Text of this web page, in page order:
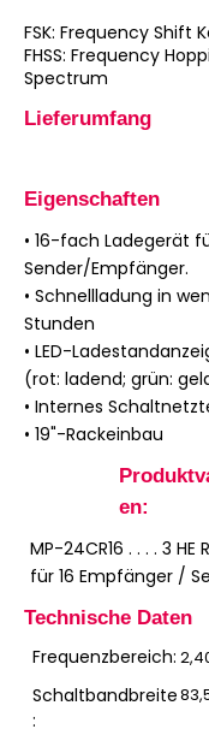
FSK: Frequency Shift
FHSS: Frequency
Spectrum
Lieferumfang
Eigenschaften
• 16-fach Ladegerät
Sender/Empfänger.
• Schnellladung in
Stunden
• LED-
(rot: ladend; grün:
• Internes
• 19"-Rackeinbau
en:
MP-24CR16 . . . . 3
für 16 Empfänger /
Technische Daten
Frequenzbereich:
Schaltbandbreite
: